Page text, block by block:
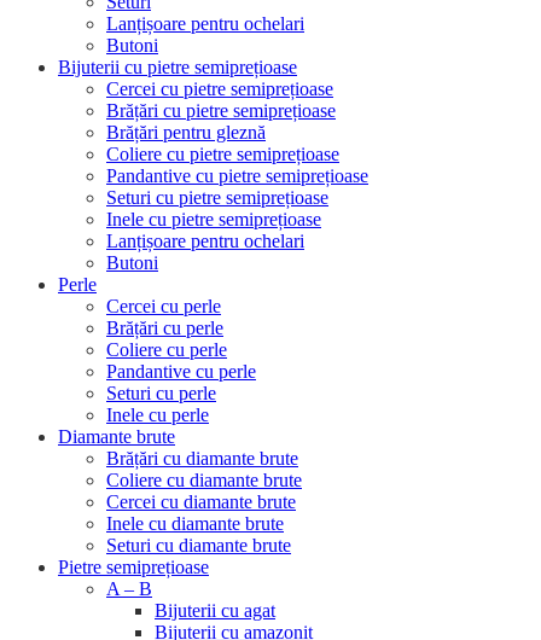
Lanțișoare pentru ochelari
Butoni
Bijuterii cu pietre semiprețioase
Cercei cu pietre semiprețioase
Brățări cu pietre semiprețioase
Brățări pentru gleznă
Coliere cu pietre semiprețioase
Pandantive cu pietre semiprețioase
Seturi cu pietre semiprețioase
Inele cu pietre semiprețioase
Lanțișoare pentru ochelari
Butoni
Perle
Cercei cu perle
Brățări cu perle
Coliere cu perle
Pandantive cu perle
Seturi cu perle
Inele cu perle
Diamante brute
Brățări cu diamante brute
Coliere cu diamante brute
Cercei cu diamante brute
Inele cu diamante brute
Seturi cu diamante brute
Pietre semiprețioase
A – B
Bijuterii cu agat
Bijuterii cu amazonit